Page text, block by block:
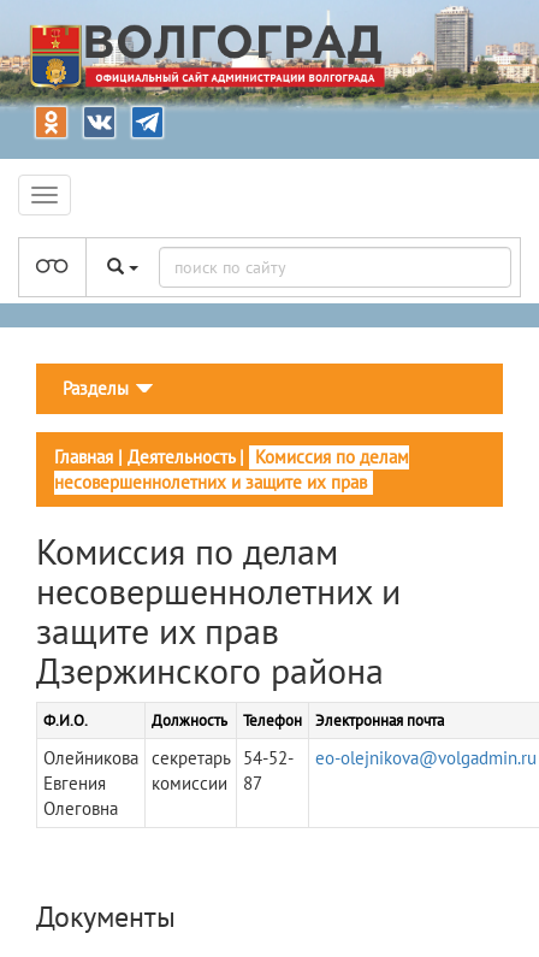
Разделы
Главная | Деятельность| Комиссия по делам
несовершеннолетних и защите их прав
Комиссия по делам
несовершеннолетних и
защите их прав
Дзержинского района
Ф.И.О. Должность Телефон Электронная почта
Олейникова
Евгения
Олеговна
секретарь
комиссии
54-52-
87
eo-olejnikova@volgadmin.ru
Документы